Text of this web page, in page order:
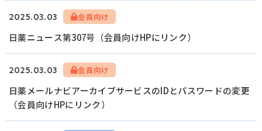
2025.03.03 会員向け
日薬ニュース第307号（会員向けHPにリンク）
2025.03.03 会員向け
日薬メールナビアーカイブサービスのIDとパスワードの変更
（会員向けHPにリンク）